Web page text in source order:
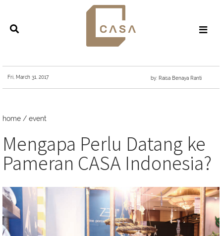
Fri, March 31, 2017 by: Raisa Benaya Ranti
home / event
Mengapa Perlu Datang ke
Pameran CASA Indonesia?